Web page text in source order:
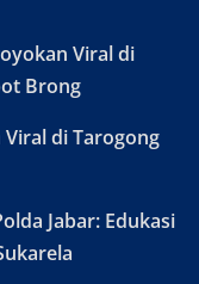
Viral di
Brong
di Tarogong
Jabar: Edukasi